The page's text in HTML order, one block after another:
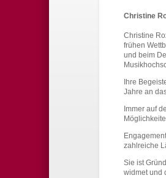
Christine
Christine
frühen
und beim
Ihre
Jahre an
Immer auf
zahlreiche
Sie ist
widmet und